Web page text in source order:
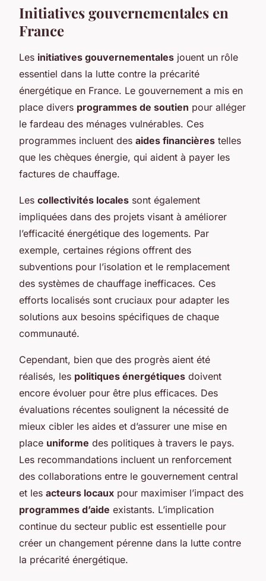
Initiatives gouvernementales en
France
Les initiatives gouvernementales jouent un rôle
essentiel dans la lutte contre la précarité
énergétique en France. Le gouvernement a mis en
place divers programmes de soutien pour alléger
le fardeau des ménages vulnérables. Ces
programmes incluent des aides financières telles
que les chèques énergie, qui aident à payer les
factures de chauffage.
Les collectivités locales sont également
impliquées dans des projets visant à améliorer
l’efficacité énergétique des logements. Par
exemple, certaines régions offrent des
subventions pour l’isolation et le remplacement
des systèmes de chauffage inefficaces. Ces
efforts localisés sont cruciaux pour adapter les
solutions aux besoins spécifiques de chaque
communauté.
Cependant, bien que des progrès aient été
réalisés, les politiques énergétiques doivent
encore évoluer pour être plus efficaces. Des
évaluations récentes soulignent la nécessité de
mieux cibler les aides et d’assurer une mise en
place uniforme des politiques à travers le pays.
Les recommandations incluent un renforcement
des collaborations entre le gouvernement central
et les acteurs locaux pour maximiser l’impact des
programmes d’aide existants. L’implication
continue du secteur public est essentielle pour
créer un changement pérenne dans la lutte contre
la précarité énergétique.